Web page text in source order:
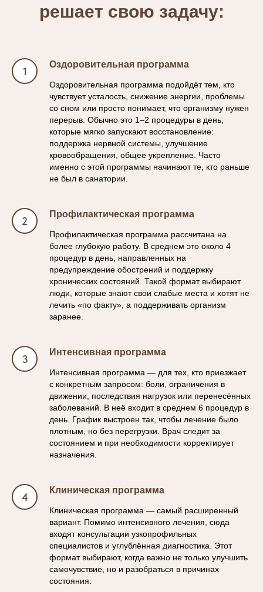
решает свою задачу:
Оздоровительная программа
Оздоровительная программа подойдёт тем, кто
чувствует усталость, снижение энергии, проблемы
со сном или просто понимает, что организму нужен
перерыв. Обычно это 1–2 процедуры в день,
которые мягко запускают восстановление:
поддержка нервной системы, улучшение
кровообращения, общее укрепление. Часто
именно с этой программы начинают те, кто раньше
не был в санатории.
Профилактическая программа
Профилактическая программа рассчитана на
более глубокую работу. В среднем это около 4
процедур в день, направленных на
предупреждение обострений и поддержку
хронических состояний. Такой формат выбирают
люди, которые знают свои слабые места и хотят не
лечить «по факту», а поддерживать организм
заранее.
Интенсивная программа
Интенсивная программа — для тех, кто приезжает
с конкретным запросом: боли, ограничения в
движении, последствия нагрузок или перенесённых
заболеваний. В неё входит в среднем 6 процедур в
день. График выстроен так, чтобы лечение было
плотным, но без перегрузки. Врач следит за
состоянием и при необходимости корректирует
назначения.
Клиническая программа
Клиническая программа — самый расширенный
вариант. Помимо интенсивного лечения, сюда
входят консультации узкопрофильных
специалистов и углублённая диагностика. Этот
формат выбирают, когда важно не только улучшить
самочувствие, но и разобраться в причинах
состояния.